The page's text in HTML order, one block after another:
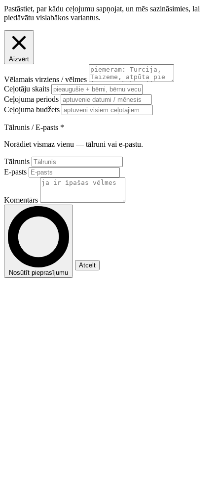
Pastāstiet, par kādu ceļojumu sapņojat, un mēs sazināsimies, lai
piedāvātu vislabākos variantus.
Aizvērt
Vēlamais virziens / vēlmes
Ceļotāju skaits
Ceļojuma periods
Ceļojuma budžets
Tālrunis / E-pasts *
Norādiet vismaz vienu — tālruni vai e-pastu.
Tālrunis
E-pasts
Komentārs
Nosūtīt pieprasījumu
Atcelt